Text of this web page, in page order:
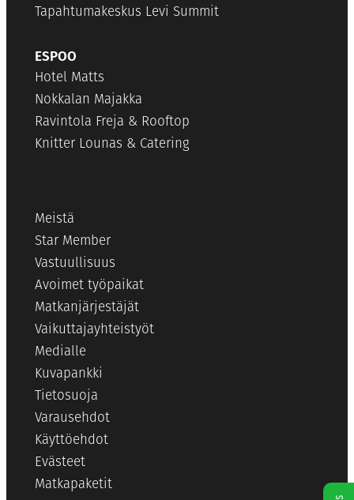
Tapahtumakeskus Levi Summit
ESPOO
Hotel Matts
Nokkalan Majakka
Ravintola Freja & Rooftop
Knitter Lounas & Catering
Meistä
Star Member
Vastuullisuus
Avoimet työpaikat
Matkanjärjestäjät
Vaikuttajayhteistyöt
Medialle
Kuvapankki
Tietosuoja
Varausehdot
Käyttöehdot
Evästeet
Matkapaketit